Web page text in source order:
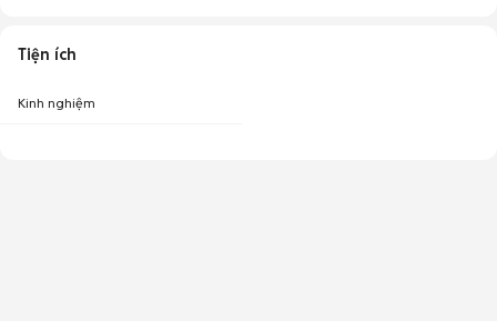
Tiện ích
Kinh nghiệm